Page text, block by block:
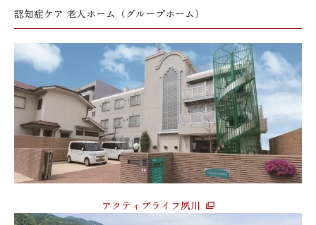
認知症ケア 老人ホーム（グループホーム）
アクティブライフ夙川